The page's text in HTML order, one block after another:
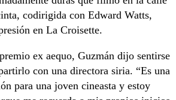
codirigida con Edward Watts,
en La Croisette.
ex aequo, Guzmán dijo sentirse
con una directora siria. “Es una
para una joven cineasta y estoy